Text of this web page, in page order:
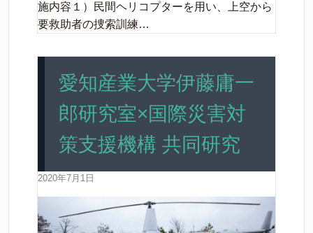
施内容１）民間ヘリコプターを用い、上空から
要救助者の捜索訓練…
愛知産業大学伊藤庸一
郎研究室×国際災害対
策支援機構 共同研究
2020年7月1日